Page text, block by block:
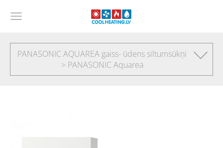
PANASONIC AQUAREA gaiss- ūdens siltumsūkņi
> PANASONIC Aquarea